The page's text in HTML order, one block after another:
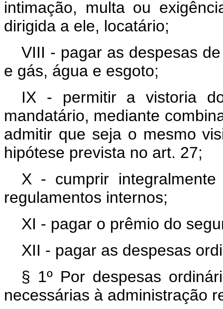
intimação, multa ou
dirigida a ele, locatário;
VIII - pagar as despesas
e gás, água e esgoto;
IX - permitir a vistoria
mandatário, mediante
admitir que seja o mesmo
hipótese prevista no art. 27;
X - cumprir
regulamentos internos;
XI - pagar o prêmio do
XII - pagar as despesas
§ 1º Por despesas
necessárias à administração